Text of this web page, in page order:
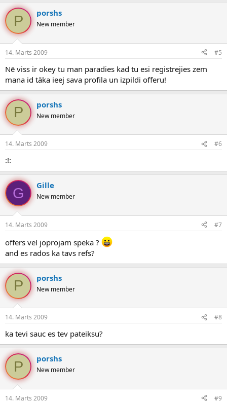
P porshs
New member
14. Marts 2009 #5
Nē viss ir okey tu man paradies kad tu esi registrejies zem
mana id tāka ieej sava profila un izpildi offeru!
P porshs
New member
14. Marts 2009 #6
:!:
G Gille
New member
14. Marts 2009 #7
offers vel joprojam speka ?
and es rados ka tavs refs?
P porshs
New member
14. Marts 2009 #8
ka tevi sauc es tev pateiksu?
P porshs
New member
14. Marts 2009 #9